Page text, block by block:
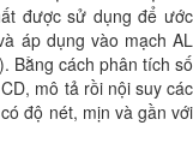
được sử dụng để ước
áp dụng vào mạch AL
Bằng cách phân tích số
mô tả rồi nội suy các
độ nét, mịn và gần với